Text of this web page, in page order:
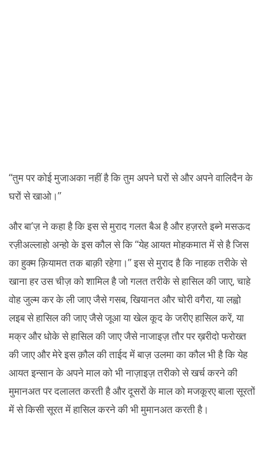
“तुम पर कोई मुजाअका नहीं है कि तुम अपने घरों से और अपने वालिदैन के
घरों से खाओ।”
और बा’ज़ ने कहा है कि इस से मुराद गलत बैअ है और हज़रते इब्ने मसऊद
रज़ीअल्लाहो अन्हो के इस कौल से कि “येह आयत मोहकमात में से है जिस
का हुक्म क़ियामत तक बाक़ी रहेगा।” इस से मुराद है कि नाहक तरीके से
खाना हर उस चीज़ को शामिल है जो गलत तरीके से हासिल की जाए, चाहे
वोह जुल्म कर के ली जाए जैसे गसब, खियानत और चोरी वगैरा, या लह्वो
लइब से हासिल की जाए जैसे जूआ या खेल कूद के जरीए हासिल करें, या
मक्र और धोके से हासिल की जाए जैसे नाजाइज़ तौर पर ख़रीदो फरोख्त
की जाए और मेरे इस क़ौल की ताईद में बाज़ उलमा का कौल भी है कि येह
आयत इन्सान के अपने माल को भी नाज़ाइज़ तरीको से खर्च करने की
मुमानअत पर दलालत करती है और दूसरों के माल को मजकूरए बाला सूरतों
में से किसी सूरत में हासिल करने की भी मुमानअत करती है।